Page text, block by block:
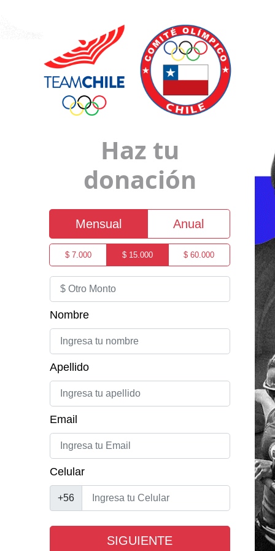
Haz tu
donación
Mensual Anual
$ 7.000 $ 15.000 $ 60.000
Nombre
Apellido
Email
Celular
+56
SIGUIENTE